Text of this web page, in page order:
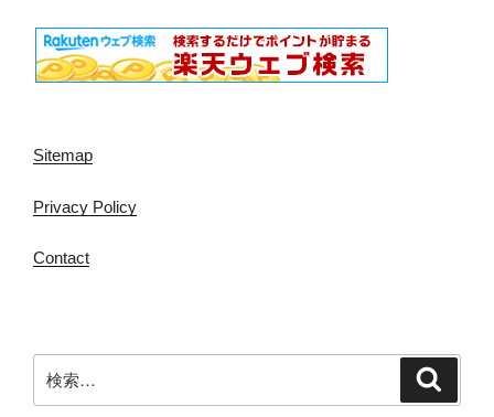
Sitemap
Privacy Policy
Contact
索: